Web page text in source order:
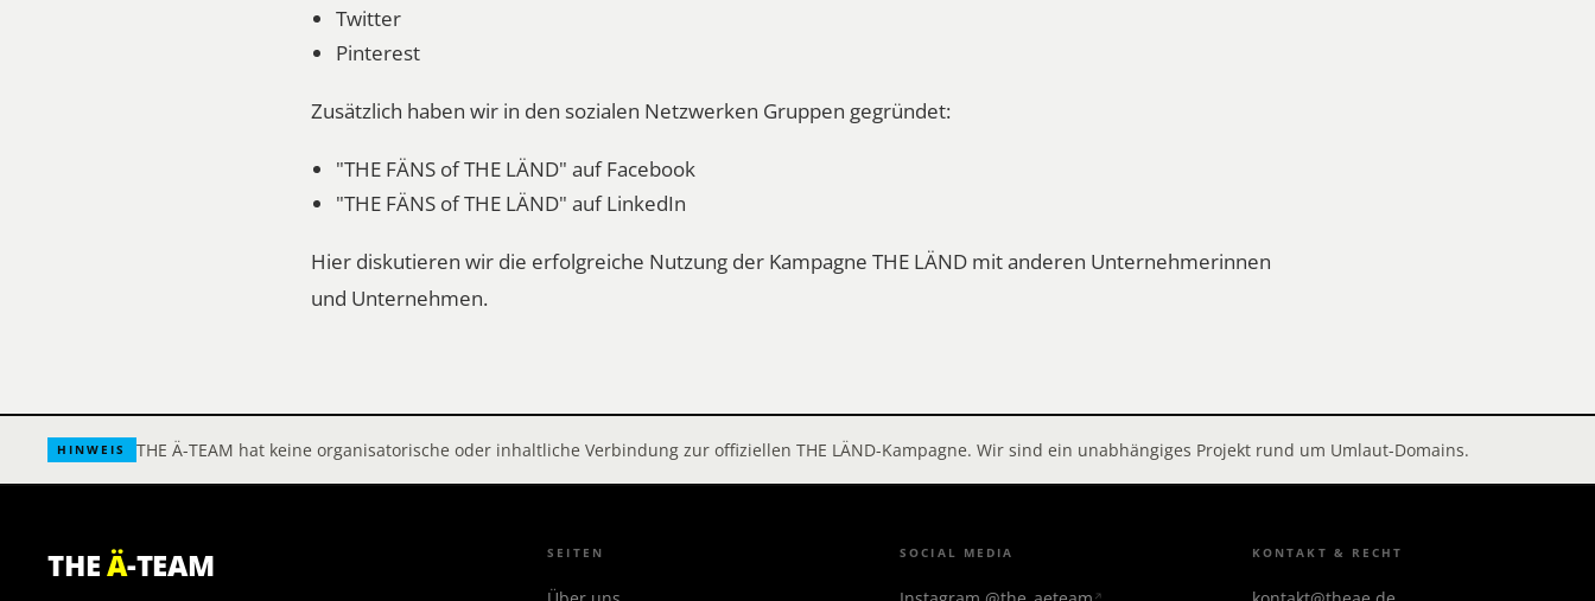
Twitter
Pinterest
Zusätzlich haben wir in den sozialen Netzwerken Gruppen gegründet:
"THE FÄNS of THE LÄND" auf Facebook
"THE FÄNS of THE LÄND" auf LinkedIn
Hier diskutieren wir die erfolgreiche Nutzung der Kampagne THE LÄND mit anderen Unternehmerinnen
und Unternehmen.
HINWEIS THE Ä-TEAM hat keine organisatorische oder inhaltliche Verbindung zur offiziellen THE LÄND-Kampagne. Wir sind ein unabhängiges Projekt rund um Umlaut-Domains.
THEÄ-TEAM SEITEN SOCIAL MEDIA KONTAKT & RECHT